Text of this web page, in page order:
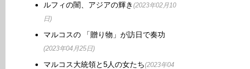
ルフィの闇、アジアの輝き (2023年02月10
日)
マルコスの 「贈り物」が訪日で奏功
(2023年04月25日)
マルコス大統領と5人の女たち(2023年04